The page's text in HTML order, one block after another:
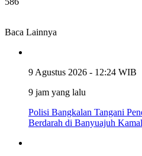
Baca Lainnya
9 Agustus 2026 - 12:24 WIB
9 jam yang lalu
Polisi Bangkalan Tangani
Berdarah di Banyuajuh Kamal